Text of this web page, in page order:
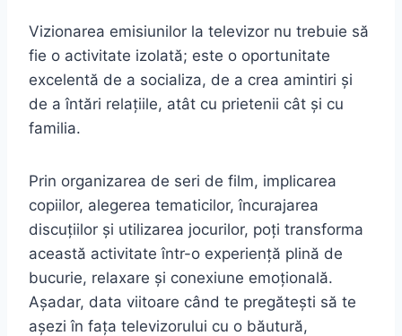
Vizionarea emisiunilor la televizor nu trebuie să
fie o activitate izolată; este o oportunitate
excelentă de a socializa, de a crea amintiri și
de a întări relațiile, atât cu prietenii cât și cu
familia.
Prin organizarea de seri de film, implicarea
copiilor, alegerea tematicilor, încurajarea
discuțiilor și utilizarea jocurilor, poți transforma
această activitate într-o experiență plină de
bucurie, relaxare și conexiune emoțională.
Așadar, data viitoare când te pregătești să te
așezi în fața televizorului cu o băutură,